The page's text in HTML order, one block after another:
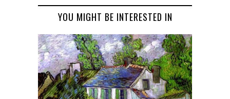
YOU MIGHT BE INTERESTED IN